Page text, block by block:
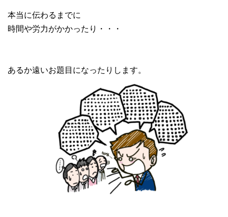
本当に伝わるまでに
時間や労力がかかったり・・・
あるか遠いお題目になったりします。